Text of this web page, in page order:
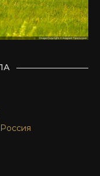
Россия